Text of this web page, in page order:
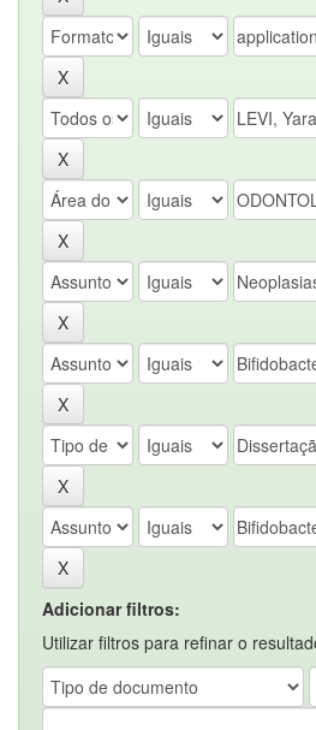
Adicionar filtros:
Utilizar filtros para refinar o